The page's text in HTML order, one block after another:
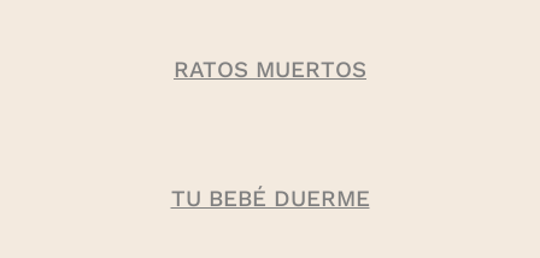
RATOS MUERTOS
TU BEBÉ DUERME